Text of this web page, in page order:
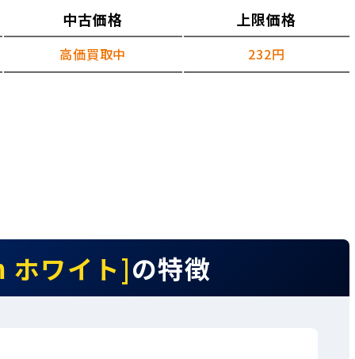
中古価格 上限価格
高価買取中 232円
ワイト]の特徴